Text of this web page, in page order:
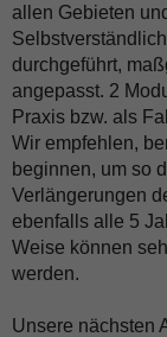
allen Gebieten
durchgeführt,
angepasst. 2
Praxis bzw. als
Wir empfehlen,
beginnen, um so
Verlängerungen
ebenfalls alle 5
Weise können
werden.
Unsere nächsten